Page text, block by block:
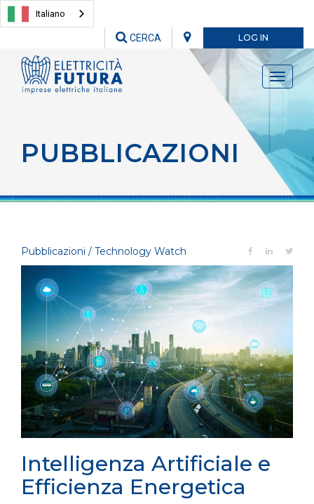
Italiano
LOG IN
CERCA
Toggle
PUBBLICAZIONI
Pubblicazioni / Technology Watch
Intelligenza Artificiale e
Efficienza Energetica